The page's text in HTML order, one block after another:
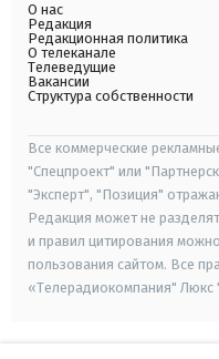
О нас
Редакция
Редакционная политика
О телеканале
Телеведущие
Вакансии
Структура собственности
Все коммерческие
"Спецпроект" или
"Эксперт", "Позиция"
Редакция может не
и правил цитирования
пользования сайтом. Все
«Телерадиокомпания" Люкс